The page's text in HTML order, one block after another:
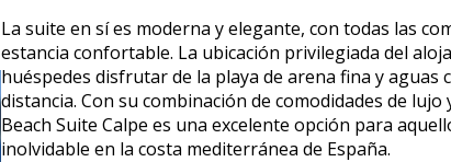
La suite en sí es moderna y elegante, con todas las
estancia confortable. La ubicación privilegiada del
huéspedes disfrutar de la playa de arena fina y aguas
distancia. Con su combinación de comodidades de
Beach Suite Calpe es una excelente opción para
inolvidable en la costa mediterránea de España.